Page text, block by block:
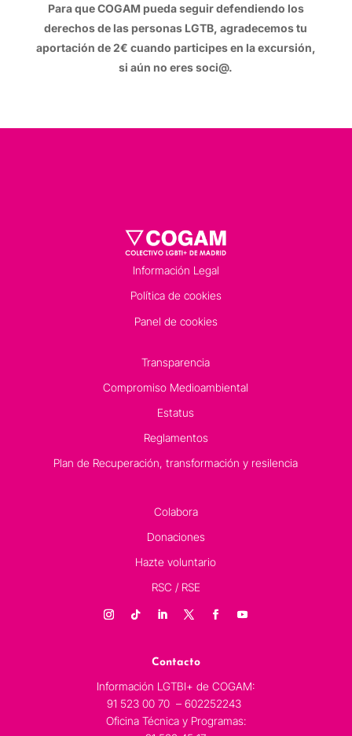
Para que COGAM pueda seguir defendiendo los
derechos de las personas LGTB, agradecemos tu
aportación de 2€ cuando participes en la excursión,
si aún no eres soci@.
Información Legal
Política de cookies
Panel de cookies
Transparencia
Compromiso Medioambiental
Estatus
Reglamentos
Plan de Recuperación, transformación y resilencia
Colabora
Donaciones
Hazte voluntario
RSC / RSE
Contacto
Información LGTBI+ de COGAM:
91 523 00 70 – 602252243
Oficina Técnica y Programas: